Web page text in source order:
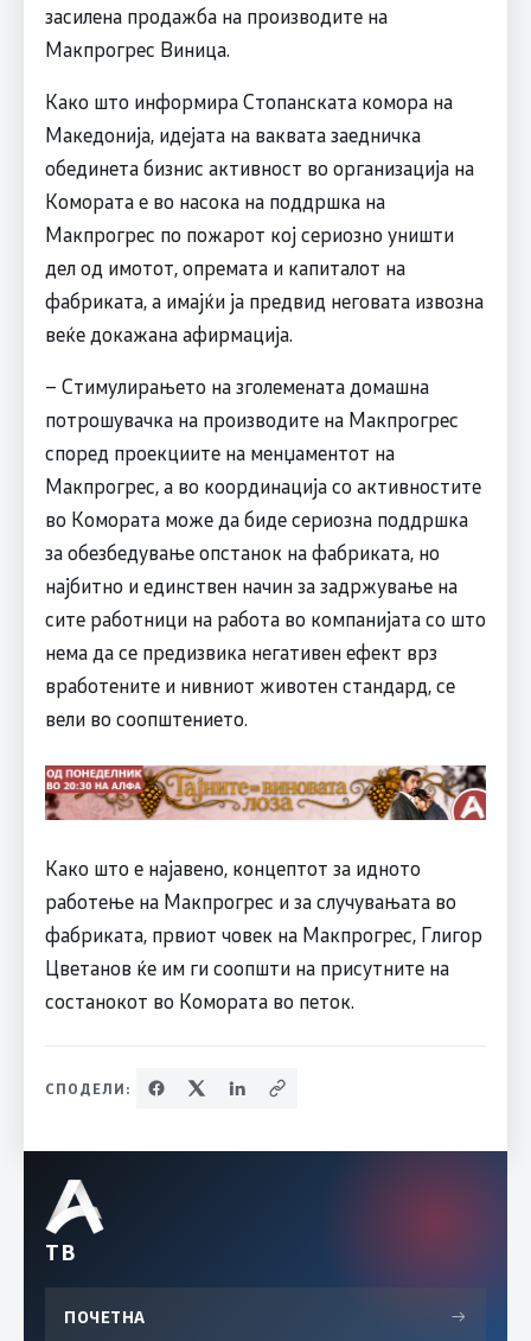
засилена продажба на производите на
Макпрогрес Виница.
Како што информира Стопанската комора на
Македонија, идејата на ваквата заедничка
обединета бизнис активност во организација на
Комората е во насока на поддршка на
Макпрогрес по пожарот кој сериозно уништи
дел од имотот, опремата и капиталот на
фабриката, а имајќи ја предвид неговата извозна
веќе докажана афирмација.
– Стимулирањето на зголемената домашна
потрошувачка на производите на Макпрогрес
според проекциите на менџаментот на
Макпрогрес, а во координација со активностите
во Комората може да биде сериозна поддршка
за обезбедување опстанок на фабриката, но
најбитно и единствен начин за задржување на
сите работници на работа во компанијата со што
нема да се предизвика негативен ефект врз
вработените и нивниот животен стандард, се
вели во соопштението.
Како што е најавено, концептот за идното
работење на Макпрогрес и за случувањата во
фабриката, првиот човек на Макпрогрес, Глигор
Цветанов ќе им ги соопшти на присутните на
состанокот во Комората во петок.
СПОДЕЛИ:
ТВ
ПОЧЕТНА →